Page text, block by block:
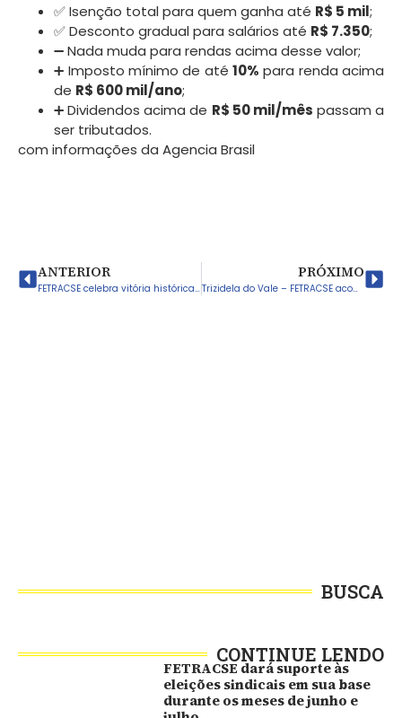
✅ Isenção total para quem ganha até R$ 5 mil;
✅ Desconto gradual para salários até R$ 7.350;
➖ Nada muda para rendas acima desse valor;
➕ Imposto mínimo de até 10% para renda acima
de R$ 600 mil/ano;
➕ Dividendos acima de R$ 50 mil/mês passam a
ser tributados.
com informações da Agencia Brasil
ANTERIOR
FETRACSE celebra vitória histórica da mobilização sindical
PRÓXIMO
Trizidela do Vale – FETRACSE acompanha negociação entre SINDSERTV e gestão municipal
BUSCA
CONTINUE LENDO
FETRACSE dará suporte às
eleições sindicais em sua base
durante os meses de junho e